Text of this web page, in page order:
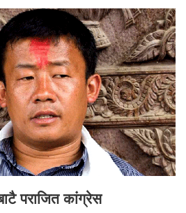
पराजित कांग्रेस